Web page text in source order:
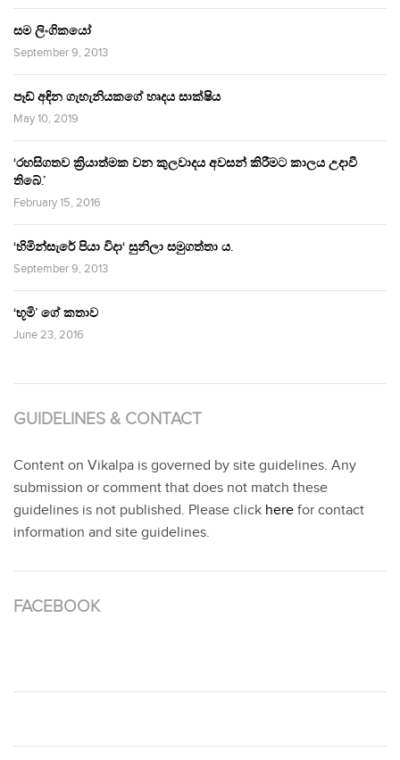
සම ලිංගිකයෝ
September 9, 2013
පෑඩ් අඳින ගැහැනියකගේ හෘදය සාක්ෂිය
May 10, 2019
‘රහසිගතව ක්‍රියාත්මක වන කුලවාදය අවසන් කිරීමට කාලය උදාවී
තිබේ.’
February 15, 2016
‘හිමින්සැරේ පියා විදා‘ සුනිලා සමුගත්තා ය.
September 9, 2013
‘භූමි’ ගේ කතාව
June 23, 2016
GUIDELINES & CONTACT
Content on Vikalpa is governed by site guidelines. Any
submission or comment that does not match these
guidelines is not published. Please click here for contact
information and site guidelines.
FACEBOOK